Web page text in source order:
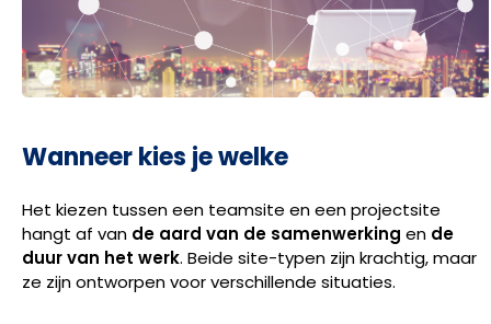
Wanneer kies je welke
Het kiezen tussen een teamsite en een projectsite
hangt af van de aard van de samenwerking en de
duur van het werk. Beide site-typen zijn krachtig, maar
ze zijn ontworpen voor verschillende situaties.